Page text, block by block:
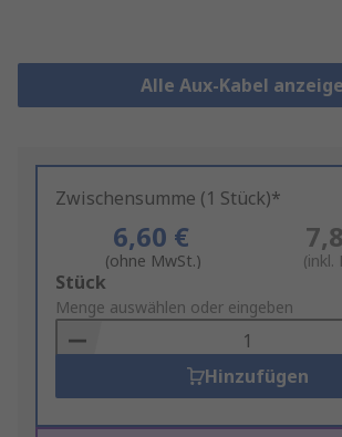
Alle Aux-Kabel
Zwischensumme (1 Stück)*
6,60 €
(ohne MwSt.) (inkl.
Add
to
Basket
Stück
Menge auswählen oder eingeben
Hinzufügen